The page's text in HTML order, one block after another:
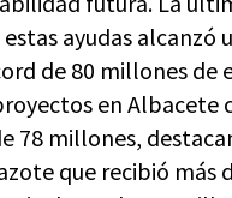
ayudas alcanzó
de 80 millones de
en Albacete
78 millones,
que recibió más